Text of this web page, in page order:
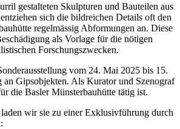
gestalteten Skulpturen und Bauteilen aus
sich die bildreichen Details oft den
regelmässig Abformungen an. Diese
als Vorlage für die nötigen
Forschungszwecken.
vom 24. Mai 2025 bis 15.
Gipsobjekten. Als Kurator und Szenograf
die Basler Münsterbauhütte tätig ist.
wir sie zu einer Exklusivführung durch